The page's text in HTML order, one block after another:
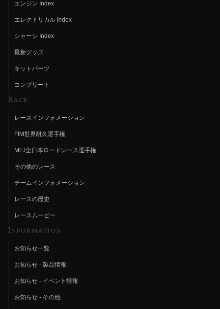
エンジン Index
エレクトリカル Index
シャーシ Index
最新グッズ
キットパーツ
コンプリート
Race
レースインフォメーション
FIM世界耐久選手権
MFJ全日本ロードレース選手権
その他のレース
チームインフォメーション
レースの歴史
レースムービー
Information
お知らせ一覧
お知らせ - 製品情報
お知らせ - イベント情報
お知らせ - その他